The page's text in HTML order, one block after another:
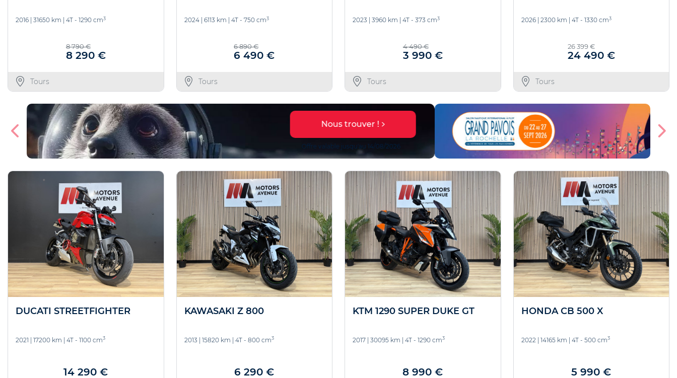
2016 31650 km 4T - 1290 cm3
8 790 €
8 290 €
Tours
2024| 6113 km 4T - 750 cm3
6 890 €
6 490 €
Tours
2023 3960 km 4T - 373 cm3
4 490 €
3 990 €
Tours
2026| 2300 km 4T - 1330 cm3
26 399 €
24 490 €
Tours
En savoir plus
Offre valable jusqu'au 27/10/2026
DUCATI STREETFIGHTER
2021 | 17200 km | 4T - 1100 cm3
14 290 €
KAWASAKI Z 800
2013 | 15820 km | 4T - 800 cm3
6 290 €
KTM 1290 SUPER DUKE GT
2017 | 30095 km | 4T - 1290 cm3
8 990 €
HONDA CB 500 X
2022 | 14165 km | 4T - 500 cm3
5 990 €